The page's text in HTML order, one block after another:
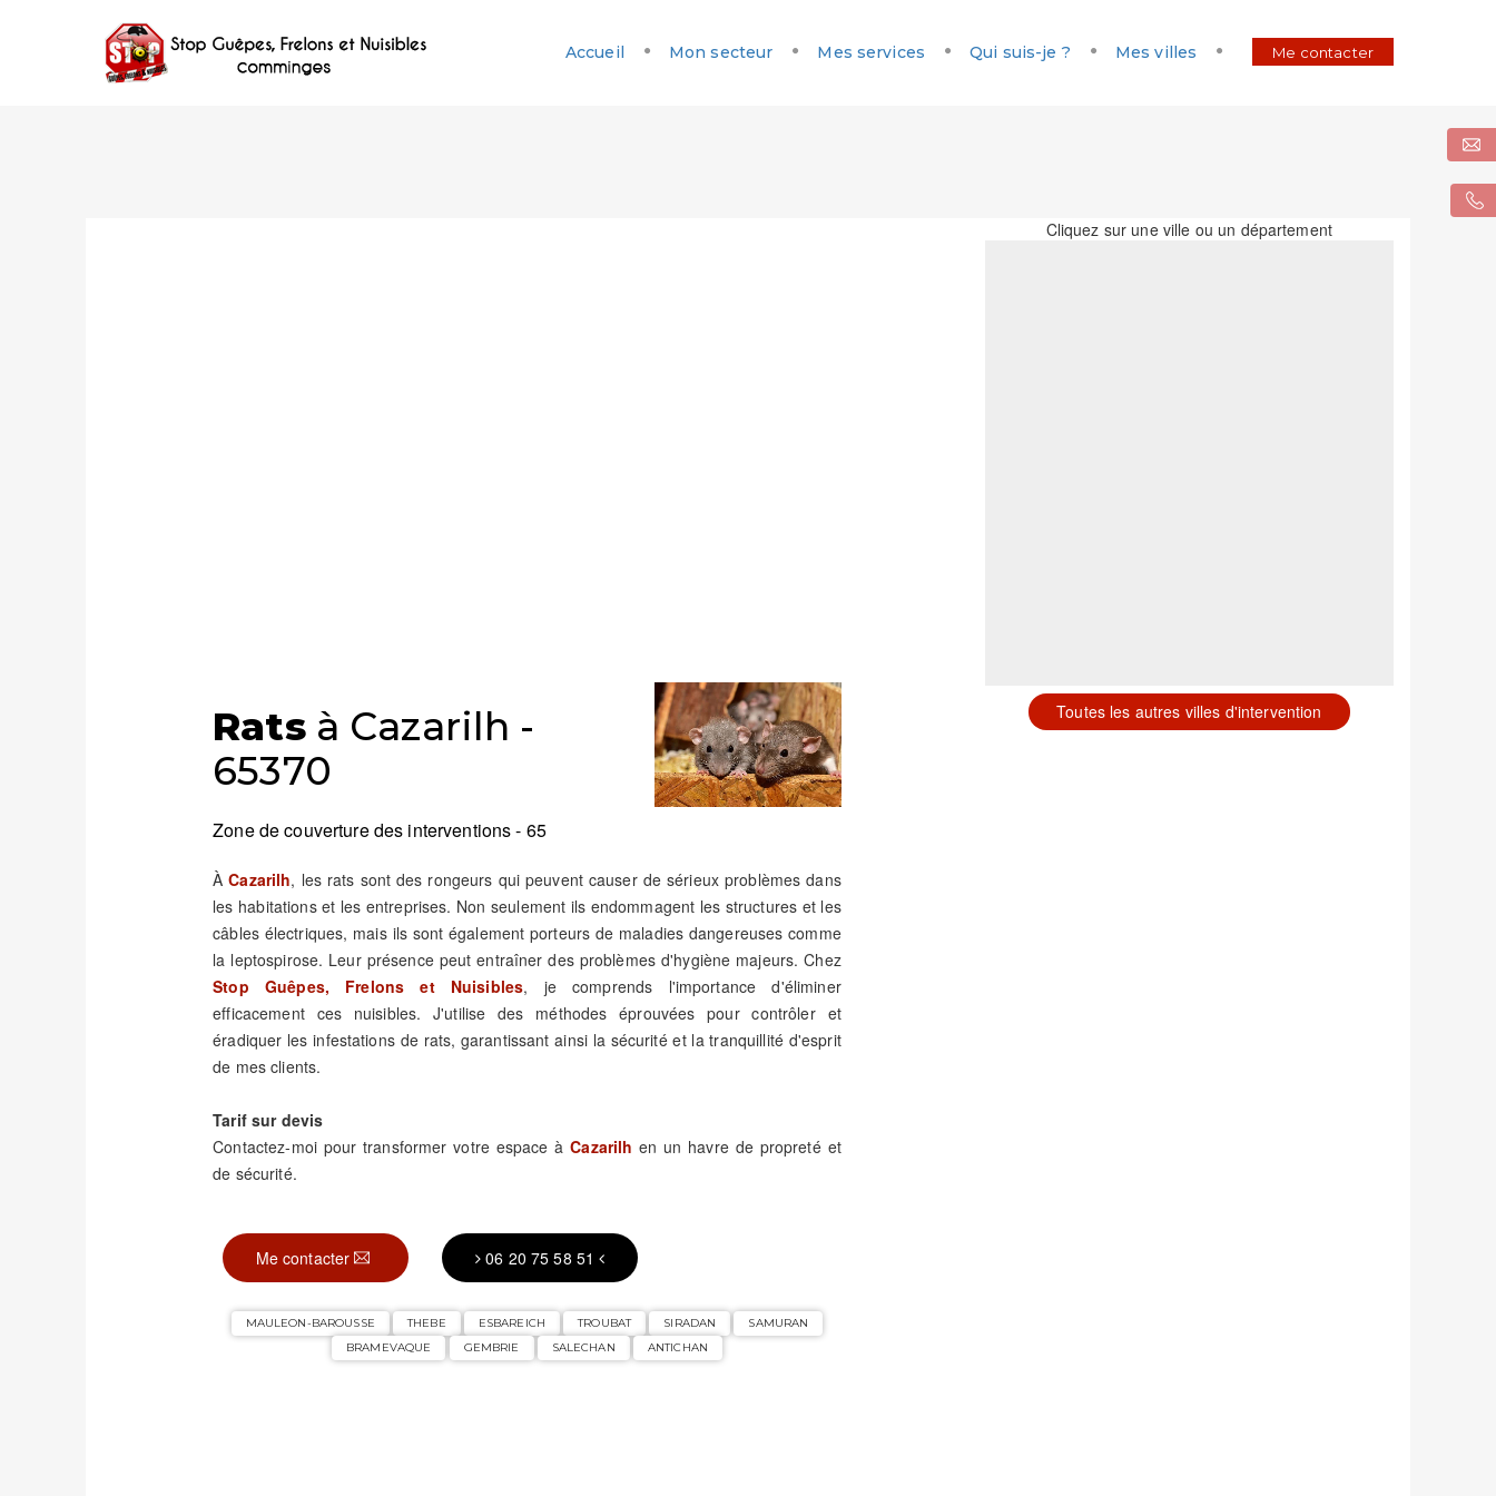
Accueil Mon secteur Mes services Qui suis-je ? Mes villes Me contacter
Ratsà Cazarilh -
65370
Zone de couverture des interventions - 65
ÀCazarilh, les rats sont des rongeurs qui peuvent causer de sérieux problèmes dans
les habitations et les entreprises. Non seulement ils endommagent les structures et les
câbles électriques, mais ils sont également porteurs de maladies dangereuses comme
la leptospirose. Leur présence peut entraîner des problèmes d'hygiène majeurs. Chez
Stop Guêpes, Frelons et Nuisibles, je comprends l'importance d'éliminer
efficacement ces nuisibles. J'utilise des méthodes éprouvées pour contrôler et
éradiquer les infestations de rats, garantissant ainsi la sécurité et la tranquillité d'esprit
de mes clients.
Tarif sur devis
Contactez-moi pour transformer votre espace àCazarilh en un havre de propreté et
de sécurité.
Me contacter 06 20 75 58 51
MAULEON-BAROUSSE THEBE ESBAREICH TROUBAT SIRADAN
SAMURAN
BRAMEVAQUE
GEMBRIE SALECHAN ANTICHAN
Cliquez sur une ville ou un département
Toutes les autres villes d'intervention